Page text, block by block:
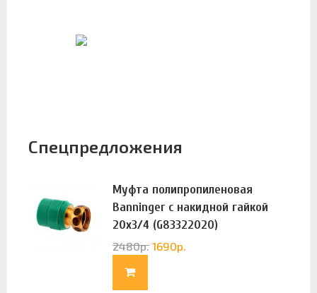
Спецпредложения
Муфта полипропиленовая
Banninger с накидной гайкой
20х3/4 (G83322020)
2480р. 1690р.